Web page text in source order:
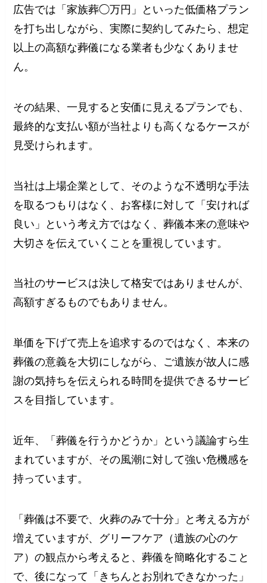
広告では「家族葬◯万円」といった低価格プラン
を打ち出しながら、実際に契約してみたら、想定
以上の高額な葬儀になる業者も少なくありませ
ん。
その結果、一見すると安価に見えるプランでも、
最終的な支払い額が当社よりも高くなるケースが
見受けられます。
当社は上場企業として、そのような不透明な手法
を取るつもりはなく、お客様に対して「安ければ
良い」という考え方ではなく、葬儀本来の意味や
大切さを伝えていくことを重視しています。
当社のサービスは決して格安ではありませんが、
高額すぎるものでもありません。
単価を下げて売上を追求するのではなく、本来の
葬儀の意義を大切にしながら、ご遺族が故人に感
謝の気持ちを伝えられる時間を提供できるサービ
スを目指しています。
近年、「葬儀を行うかどうか」という議論すら生
まれていますが、その風潮に対して強い危機感を
持っています。
「葬儀は不要で、火葬のみで十分」と考える方が
増えていますが、グリーフケア（遺族の心のケ
ア）の観点から考えると、葬儀を簡略化すること
で、後になって「きちんとお別れできなかった」